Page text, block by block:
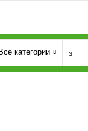
Все категории